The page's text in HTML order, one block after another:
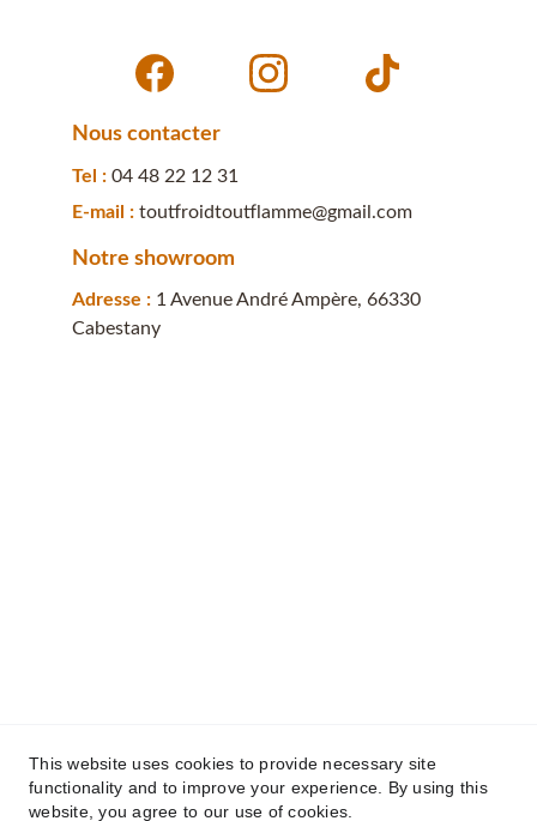
E-mail : toutfroidtoutflamme@gmail.com
Tel : 04 48 22 12 31
Toutfroidtoutflamme© 2025. Tout droits
Adresse : 1 Avenue André Ampère, 66330
Cabestany
Notre showroom
Nous contacter
This website uses cookies to provide necessary site
functionality and to improve your experience. By using this
website, you agree to our use of cookies.